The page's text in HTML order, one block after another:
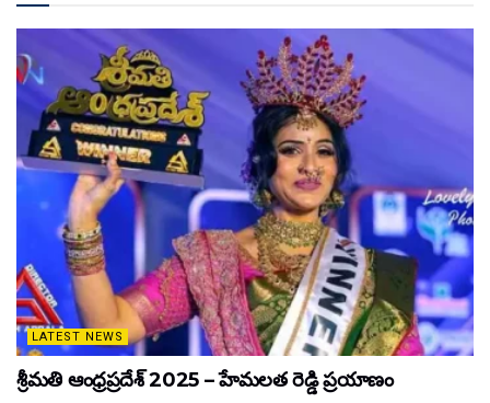
LATEST NEWS
శ్రీమతి ఆంధ్రప్రదేశ్ 2025 – హేమలత రెడ్డి ప్రయాణం